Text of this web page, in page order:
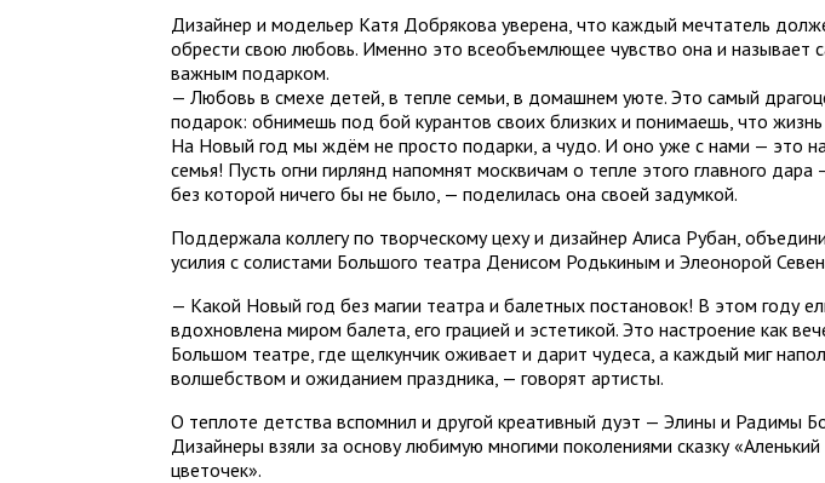
Дизайнер и модельер Катя Добрякова уверена, что каждый мечтатель
обрести свою любовь. Именно это всеобъемлющее чувство она и называет
важным подарком.
— Любовь в смехе детей, в тепле семьи, в домашнем уюте. Это самый
подарок: обнимешь под бой курантов своих близких и понимаешь, что жизнь
На Новый год мы ждём не просто подарки, а чудо. И оно уже с нами — это
семья! Пусть огни гирлянд напомнят москвичам о тепле этого главного дара
без которой ничего бы не было, — поделилась она своей задумкой.
Поддержала коллегу по творческому цеху и дизайнер Алиса Рубан,
усилия с солистами Большого театра Денисом Родькиным и Элеонорой
— Какой Новый год без магии театра и балетных постановок! В этом году
вдохновлена миром балета, его грацией и эстетикой. Это настроение как
Большом театре, где щелкунчик оживает и дарит чудеса, а каждый миг
волшебством и ожиданием праздника, — говорят артисты.
О теплоте детства вспомнил и другой креативный дуэт — Элины и Радимы
Дизайнеры взяли за основу любимую многими поколениями сказку «Аленький
цветочек».